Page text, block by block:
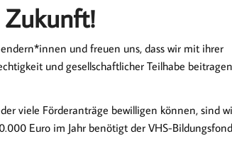
Zukunft!
und freuen uns, dass wir mit ihrer
und gesellschaftlicher Teilhabe beitragen
viele Förderanträge bewilligen können, sind
Euro im Jahr benötigt der VHS-